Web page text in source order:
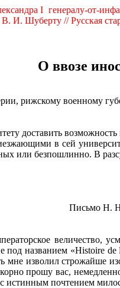
I генералу-от-
И. Шуберту // Русская
О ввозе
рижскому военному
доставить
в сей
или безпошлинно. В
Письмо Н.
величество,
под нaзвaниeм «Histoire de
изволил строжайше
прошу вас,
истинным почтением